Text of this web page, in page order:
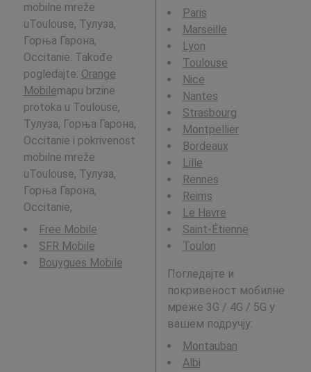
mobilne mreže
uToulouse, Тулуза,
Горња Гарона,
Occitanie. Takođe
pogledajte: Orange
Mobilemapu brzine
protoka u Toulouse,
Тулуза, Горња Гарона,
Occitanie i pokrivenost
mobilne mreže
uToulouse, Тулуза,
Горња Гарона,
Occitanie,
Free Mobile
SFR Mobile
Bouygues Mobile
Paris
Marseille
Lyon
Toulouse
Nice
Nantes
Strasbourg
Montpellier
Bordeaux
Lille
Rennes
Reims
Le Havre
Saint-Étienne
Toulon
Погледајте и
покривеност мобилне
мреже 3G / 4G / 5G у
вашем подручју:
Montauban
Albi